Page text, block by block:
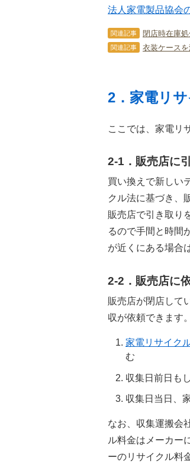
法人家電製品協会
関連記事 閉店時在庫
関連記事 衣装ケース
2．家電リ
ここでは、家電リ
2-1．販売店に
買い換えで新しい
クル法に基づき、
販売店で引き取り
るので手間と時間
が近くにある場合
2-2．販売店に
販売店が閉店して
収が依頼できます
家電リサイク
む
収集日前日も
収集日当日、
なお、収集運搬会
ル料金はメーカー
ーのリサイクル料